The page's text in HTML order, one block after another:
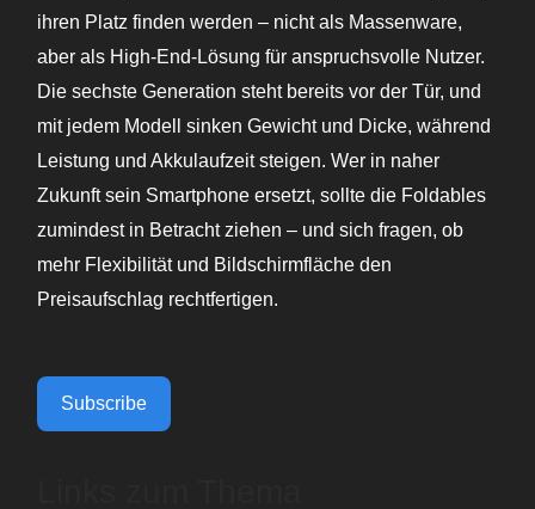
ihren Platz finden werden – nicht als Massenware,
aber als High-End-Lösung für anspruchsvolle Nutzer.
Die sechste Generation steht bereits vor der Tür, und
mit jedem Modell sinken Gewicht und Dicke, während
Leistung und Akkulaufzeit steigen. Wer in naher
Zukunft sein Smartphone ersetzt, sollte die Foldables
zumindest in Betracht ziehen – und sich fragen, ob
mehr Flexibilität und Bildschirmfläche den
Preisaufschlag rechtfertigen.
Subscribe